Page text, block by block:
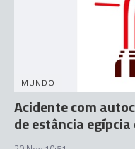
MUNDO
Acidente com
de estância